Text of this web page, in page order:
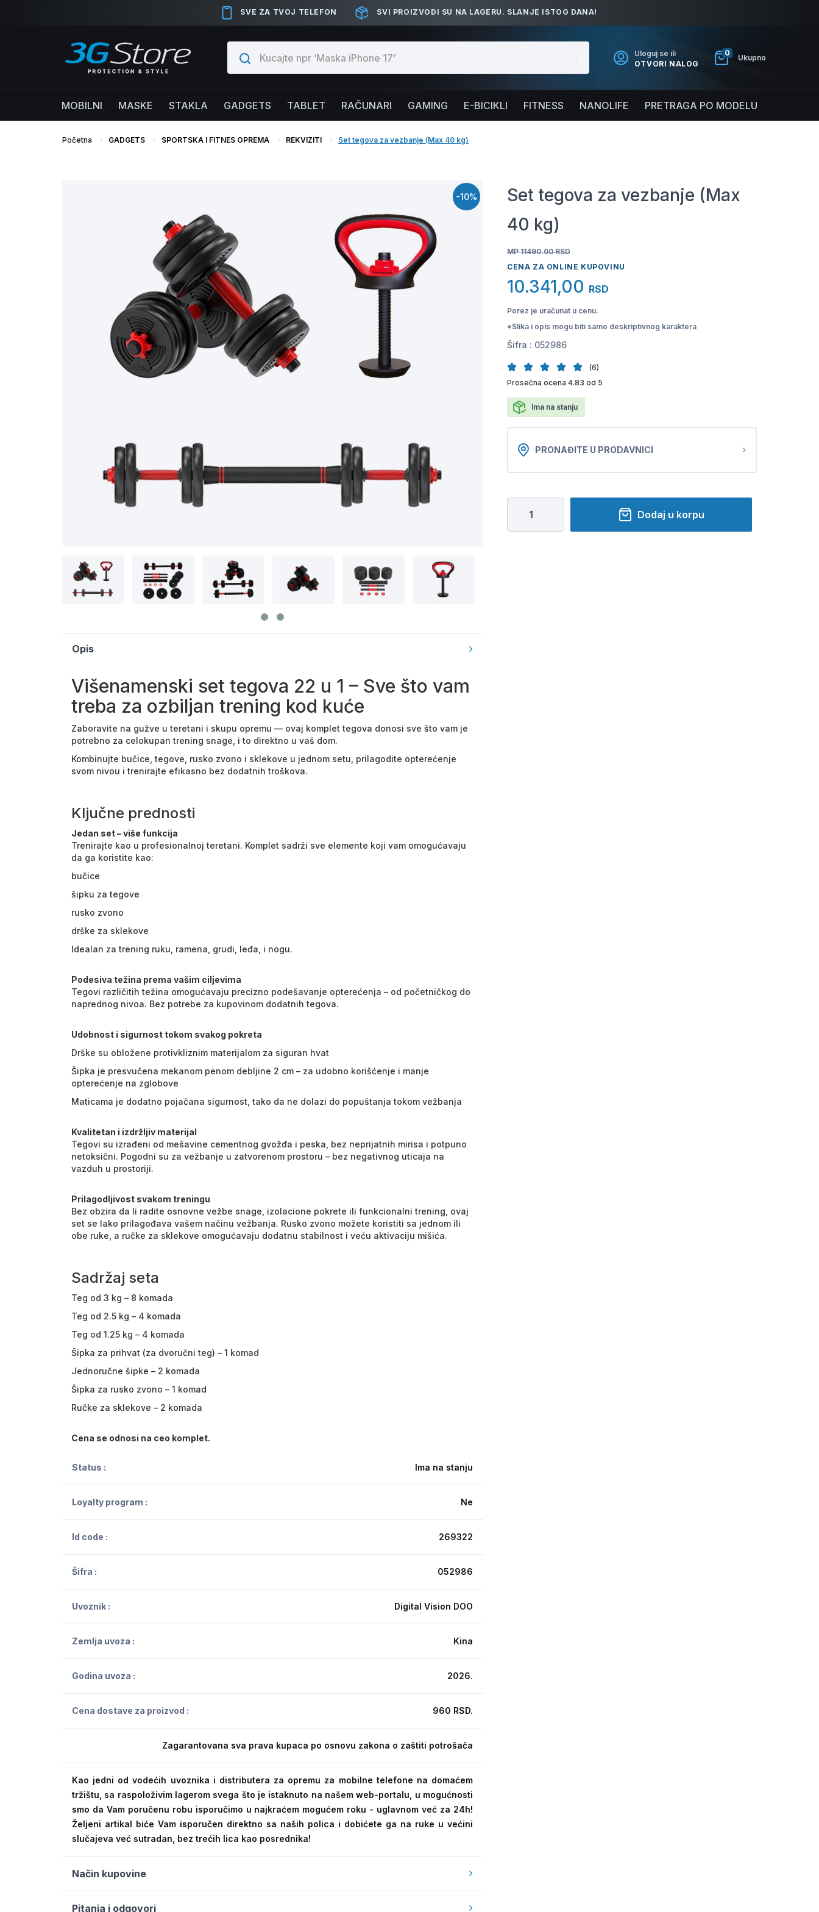
SVE ZA TVOJ TELEFON SVI PROIZVODI SU NA LAGERU. SLANJE ISTOG DANA!
Uloguj se ili
OTVORI NALOG
0
Ukupno
MOBILNI MASKE STAKLA GADGETS TABLET RAČUNARI GAMING E-BICIKLI FITNESS NANOLIFE PRETRAGA PO MODELU
Početna GADGETS SPORTSKA I FITNES OPREMA REKVIZITI Set tegova za vezbanje (Max 40 kg)
-10%
Opis
Višenamenski set tegova 22 u 1 – Sve što vam
treba za ozbiljan trening kod kuće
Zaboravite na gužve u teretani i skupu opremu — ovaj komplet tegova donosi sve što vam je
potrebno za celokupan trening snage, i to direktno u vaš dom.
Kombinujte bučice, tegove, rusko zvono i sklekove u jednom setu, prilagodite opterećenje
svom nivou i trenirajte efikasno bez dodatnih troškova.
Ključne prednosti
Jedan set – više funkcija
Trenirajte kao u profesionalnoj teretani. Komplet sadrži sve elemente koji vam omogućavaju
da ga koristite kao:
bučice
šipku za tegove
rusko zvono
drške za sklekove
Idealan za trening ruku, ramena, grudi, leđa, i nogu.
Podesiva težina prema vašim ciljevima
Tegovi različitih težina omogućavaju precizno podešavanje opterećenja – od početničkog do
naprednog nivoa. Bez potrebe za kupovinom dodatnih tegova.
Udobnost i sigurnost tokom svakog pokreta
Drške su obložene protivkliznim materijalom za siguran hvat
Šipka je presvučena mekanom penom debljine 2 cm – za udobno korišćenje i manje
opterećenje na zglobove
Maticama je dodatno pojačana sigurnost, tako da ne dolazi do popuštanja tokom vežbanja
Kvalitetan i izdržljiv materijal
Tegovi su izrađeni od mešavine cementnog gvožđa i peska, bez neprijatnih mirisa i potpuno
netoksični. Pogodni su za vežbanje u zatvorenom prostoru – bez negativnog uticaja na
vazduh u prostoriji.
Prilagodljivost svakom treningu
Bez obzira da li radite osnovne vežbe snage, izolacione pokrete ili funkcionalni trening, ovaj
set se lako prilagođava vašem načinu vežbanja. Rusko zvono možete koristiti sa jednom ili
obe ruke, a ručke za sklekove omogućavaju dodatnu stabilnost i veću aktivaciju mišića.
Sadržaj seta
Teg od 3 kg – 8 komada
Teg od 2.5 kg – 4 komada
Teg od 1.25 kg – 4 komada
Šipka za prihvat (za dvoručni teg) – 1 komad
Jednoručne šipke – 2 komada
Šipka za rusko zvono – 1 komad
Ručke za sklekove – 2 komada
Cena se odnosi na ceo komplet.
Status : Ima na stanju
Loyalty program : Ne
Id code : 269322
Šifra : 052986
Uvoznik : Digital Vision DOO
Zemlja uvoza : Kina
Godina uvoza : 2026.
Cena dostave za proizvod : 960 RSD.
Zagarantovana sva prava kupaca po osnovu zakona o zaštiti potrošača
Kao jedni od vodećih uvoznika i distributera za opremu za mobilne telefone na domaćem
tržištu, sa raspoloživim lagerom svega što je istaknuto na našem web-portalu, u mogućnosti
smo da Vam poručenu robu isporučimo u najkraćem mogućem roku - uglavnom već za 24h!
Željeni artikal biće Vam isporučen direktno sa naših polica i dobićete ga na ruke u većini
slučajeva već sutradan, bez trećih lica kao posrednika!
Način kupovine
Pitanja i odgovori
Set tegova za vezbanje (Max
40 kg)
MP 11490.00 RSD
CENA ZA ONLINE KUPOVINU
10.341,00 RSD
Porez je uračunat u cenu.
*Slika i opis mogu biti samo deskriptivnog karaktera
Šifra : 052986
(6)
Prosečna ocena 4.83 od 5
Ima na stanju
PRONAĐITE U PRODAVNICI
Dodaj u korpu